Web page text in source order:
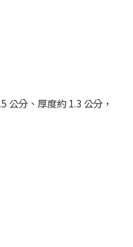
公分、厚度約 1.3 公分，